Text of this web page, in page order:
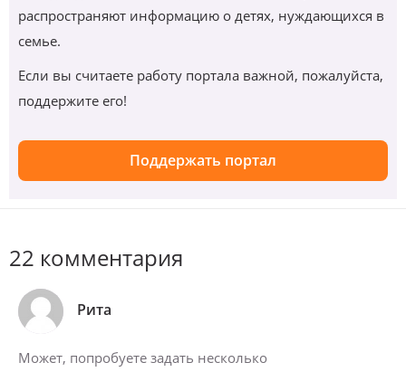
распространяют информацию о детях, нуждающихся в
семье.
Если вы считаете работу портала важной, пожалуйста,
поддержите его!
Поддержать портал
22 комментария
Рита
Может, попробуете задать несколько